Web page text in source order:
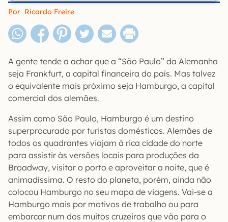
Por Ricardo Freire
A gente tende a achar que a “São Paulo” da Alemanha
seja Frankfurt, a capital financeira do país. Mas talvez
o equivalente mais próximo seja Hamburgo, a capital
comercial dos alemães.
Assim como São Paulo, Hamburgo é um destino
superprocurado por turistas domésticos. Alemães de
todos os quadrantes viajam à rica cidade do norte
para assistir às versões locais para produções da
Broadway, visitar o porto e aproveitar a noite, que é
animadíssima. O resto do planeta, porém, ainda não
colocou Hamburgo no seu mapa de viagens. Vai-se a
Hamburgo mais por motivos de trabalho ou para
embarcar num dos muitos cruzeiros que vão para o